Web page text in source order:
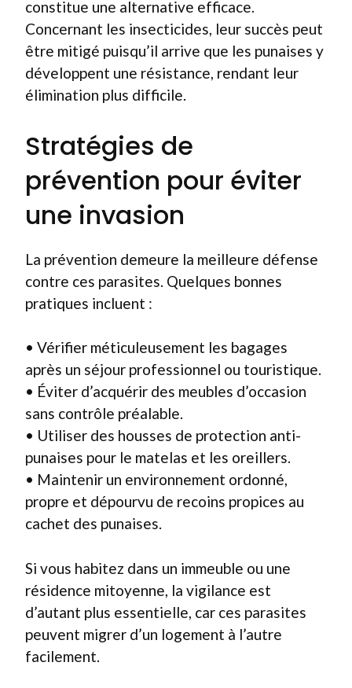
constitue une alternative efficace.
Concernant les insecticides, leur succès peut
être mitigé puisqu’il arrive que les punaises y
développent une résistance, rendant leur
élimination plus difficile.
Stratégies de
prévention pour éviter
une invasion
La prévention demeure la meilleure défense
contre ces parasites. Quelques bonnes
pratiques incluent :
• Vérifier méticuleusement les bagages
après un séjour professionnel ou touristique.
• Éviter d’acquérir des meubles d’occasion
sans contrôle préalable.
• Utiliser des housses de protection anti-
punaises pour le matelas et les oreillers.
• Maintenir un environnement ordonné,
propre et dépourvu de recoins propices au
cachet des punaises.
Si vous habitez dans un immeuble ou une
résidence mitoyenne, la vigilance est
d’autant plus essentielle, car ces parasites
peuvent migrer d’un logement à l’autre
facilement.